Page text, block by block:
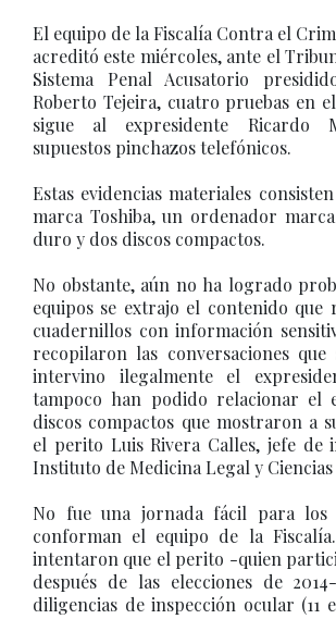
El equipo de la Fiscalía Contra el
acreditó este miércoles, ante el
Sistema Penal Acusatorio
Roberto Tejeira, cuatro pruebas en
sigue al expresidente Ricardo
supuestos pinchazos telefónicos.
Estas evidencias materiales
marca Toshiba, un ordenador
duro y dos discos compactos.
No obstante, aún no ha logrado
equipos se extrajo el contenido que
cuadernillos con información
recopilaron las conversaciones que
intervino ilegalmente el
tampoco han podido relacionar el
discos compactos que mostraron a
el perito Luis Rivera Calles, jefe de
Instituto de Medicina Legal y Ciencias
No fue una jornada fácil para los
conforman el equipo de la
intentaron que el perito -quien
después de las elecciones de
diligencias de inspección ocular (11